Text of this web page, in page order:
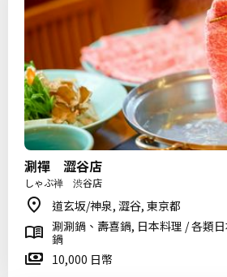
涮禪 澀谷店
しゃぶ禅 渋谷店
道玄坂/神泉, 澀谷, 東京都
涮涮鍋、壽喜鍋, 日本料理 / 各類
鍋
10,000 日幣